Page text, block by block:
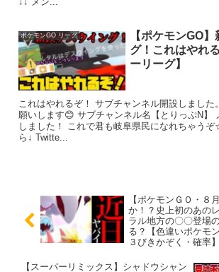
ポケモンGO リーグ
【ポケモンGO
グ！これはやれ
ーリーグ】
これはやれるぞ！ サブチャンネル開設しました
願いします😊 サブチャンネル名【とりっぷN】
しました！ これで君も岐阜県民になれちゃう
ら↓ Twitte...
【ポケモンＧＯ・８
か！？史上初のあの
ラル地方の〇〇登場
る？【色違いポケモ
３びきかぞく・確率】
【スーパーリミックス】シャドウシャン